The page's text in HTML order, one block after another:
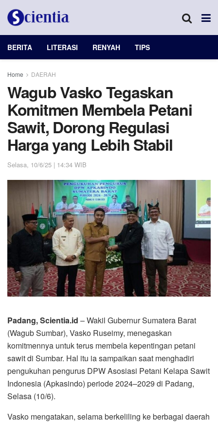
BERITA LITERASI RENYAH TIPS
Home DAERAH
Wagub Vasko Tegaskan
Komitmen Membela Petani
Sawit, Dorong Regulasi
Harga yang Lebih Stabil
Selasa, 10/6/25 | 14:34 WIB
Padang, Scientia.id – Wakil Gubernur Sumatera Barat
(Wagub Sumbar), Vasko Ruseimy, menegaskan
komitmennya untuk terus membela kepentingan petani
sawit di Sumbar. Hal itu ia sampaikan saat menghadiri
pengukuhan pengurus DPW Asosiasi Petani Kelapa Sawit
Indonesia (Apkasindo) periode 2024–2029 di Padang,
Selasa (10/6).
Vasko mengatakan, selama berkeliling ke berbagai daerah